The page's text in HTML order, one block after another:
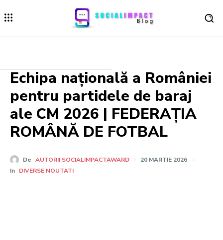
Echipa națională a României
pentru partidele de baraj
ale CM 2026 | FEDERAȚIA
ROMÂNĂ DE FOTBAL
De AUTORII SOCIALIMPACTAWARD
20 MARTIE 2026
In DIVERSE NOUTATI